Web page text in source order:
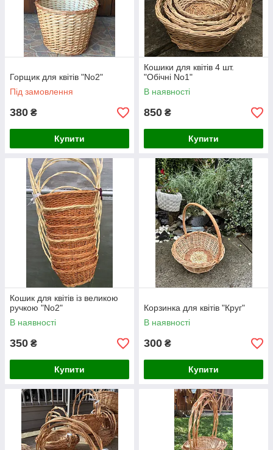
Горщик для квітів "No2"
Під замовлення
380 ₴
Купити
Кошики для квітів 4 шт.
"Обічні No1"
В наявності
850 ₴
Купити
Кошик для квітів із великою
ручкою "No2"
В наявності
350 ₴
Купити
Корзинка для квітів "Круг"
В наявності
300 ₴
Купити